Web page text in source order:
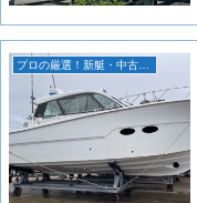
プロの厳選！新艇・中古艇情報！